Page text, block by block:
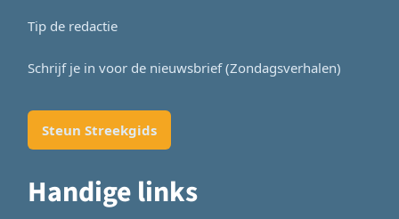
Tip de redactie
Schrijf je in voor de nieuwsbrief (Zondagsverhalen)
Steun Streekgids
Handige links